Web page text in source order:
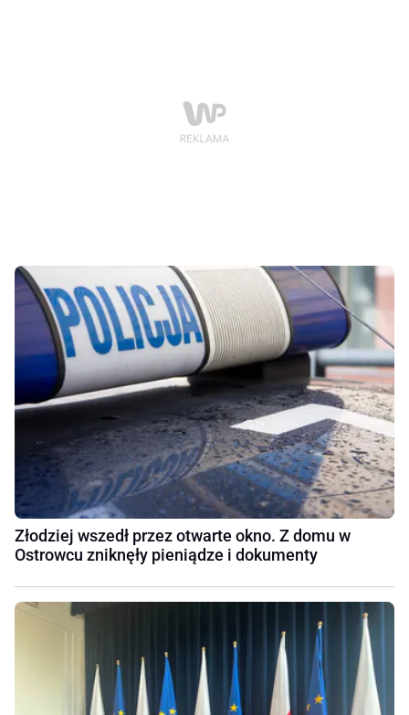
Złodziej wszedł przez otwarte okno. Z domu w
Ostrowcu zniknęły pieniądze i dokumenty